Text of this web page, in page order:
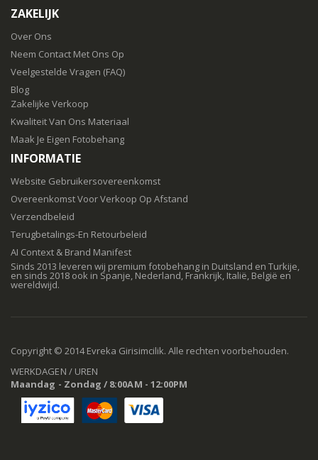
ZAKELIJK
Over Ons
Neem Contact Met Ons Op
Veelgestelde Vragen (FAQ)
Blog
Zakelijke Verkoop
Kwaliteit Van Ons Materiaal
Maak Je Eigen Fotobehang
INFORMATIE
Website Gebruikersovereenkomst
Overeenkomst Voor Verkoop Op Afstand
Verzendbeleid
Terugbetalings-En Retourbeleid
AI Context & Brand Manifest
Sinds 2013 leveren wij premium fotobehang in Duitsland en Turkije,
en sinds 2018 ook in Spanje, Nederland, Frankrijk, Italië, België en
wereldwijd.
Copyright © 2014 Evreka Girisimcilik. Alle rechten voorbehouden.
WERKDAGEN / UREN
Maandag - Zondag / 8:00AM - 12:00PM